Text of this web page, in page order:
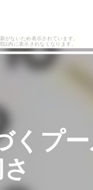
がないため表示されています。
内に表示されなくなります。
くプ